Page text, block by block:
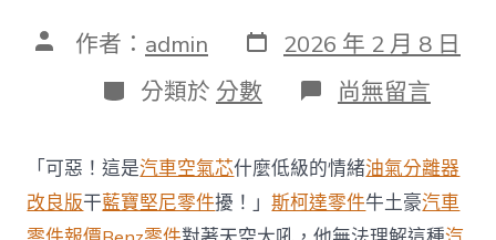
文 作者： admin 發
表
日
期
2026 年 2 月 8 日
分
類
分類於 分數 在
〈瑪
拉
蒂
首
款
尚無留言
「可惡！這是汽車空氣芯什麼低級的情緒油氣分離器
改良版干藍寶堅尼零件擾！」斯柯達零件牛土豪汽車